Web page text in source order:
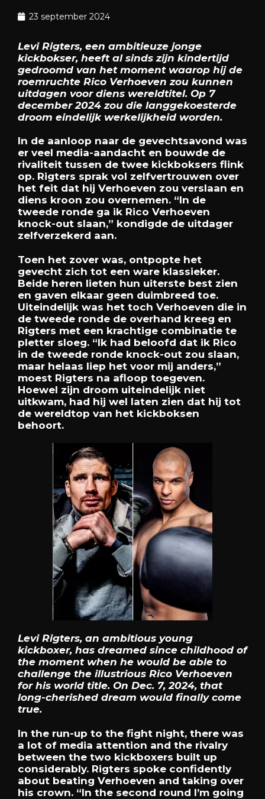
23 september 2024
Levi Rigters, een ambitieuze jonge
kickbokser, heeft al sinds zijn kindertijd
gedroomd van het moment waarop hij de
roemruchte Rico Verhoeven zou kunnen
uitdagen voor diens wereldtitel. Op 7
december 2024 zou die langgekoesterde
droom eindelijk werkelijkheid worden.
In de aanloop naar de gevechtsavond was
er veel media-aandacht en bouwde de
rivaliteit tussen de twee kickboksers flink
op. Rigters sprak vol zelfvertrouwen over
het feit dat hij Verhoeven zou verslaan en
diens kroon zou overnemen. “In de
tweede ronde ga ik Rico Verhoeven
knock-out slaan,” kondigde de uitdager
zelfverzekerd aan.
Toen het zover was, ontpopte het
gevecht zich tot een ware klassieker.
Beide heren lieten hun uiterste best zien
en gaven elkaar geen duimbreed toe.
Uiteindelijk was het toch Verhoeven die in
de tweede ronde de overhand kreeg en
Rigters met een krachtige combinatie te
pletter sloeg. “Ik had beloofd dat ik Rico
in de tweede ronde knock-out zou slaan,
maar helaas liep het voor mij anders,”
moest Rigters na afloop toegeven.
Hoewel zijn droom uiteindelijk niet
uitkwam, had hij wel laten zien dat hij tot
de wereldtop van het kickboksen
behoort.
Levi Rigters, an ambitious young
kickboxer, has dreamed since childhood of
the moment when he would be able to
challenge the illustrious Rico Verhoeven
for his world title. On Dec. 7, 2024, that
long-cherished dream would finally come
true.
In the run-up to the fight night, there was
a lot of media attention and the rivalry
between the two kickboxers built up
considerably. Rigters spoke confidently
about beating Verhoeven and taking over
his crown. “In the second round I’m going